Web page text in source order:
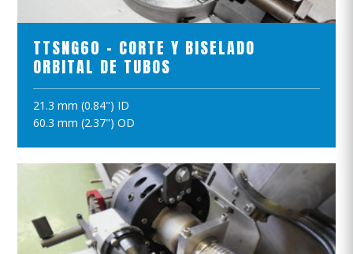
TTSNG60 - CORTE Y BISELADO
ORBITAL DE TUBOS
21.3 mm (0.84") ID
60.3 mm (2.37") OD
AÑADIR A LA CESTA